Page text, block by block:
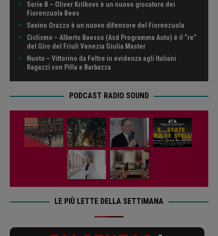
Serie B – Oliver Krilkovs è un nuovo giocatore dei
Fiorenzuola Bees
Savino Orazzo è un nuovo difensore del Fiorenzuola
Ciclismo – Alberto Baesso (Asd Programma Auto) è il “re”
del Giro del Friuli Venezia Giulia Master
Nuoto – Vittorino da Feltre in evidenza agli Italiani
Ragazzi con Pilla e Barbazza
PODCAST RADIO SOUND
LE PIÙ LETTE DELLA SETTIMANA